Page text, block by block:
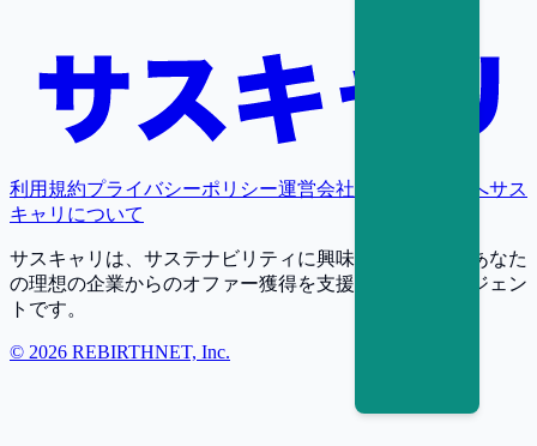
利用規約プライバシーポリシー運営会社 採用担当者様へサス
キャリについて
サスキャリは、サステナビリティに興味・関心を持つあなた
の理想の企業からのオファー獲得を支援する転職エージェン
トです。
© 2026 REBIRTHNET, Inc.